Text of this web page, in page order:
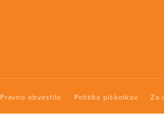
Pravno obvestilo Politika piškotkov Za